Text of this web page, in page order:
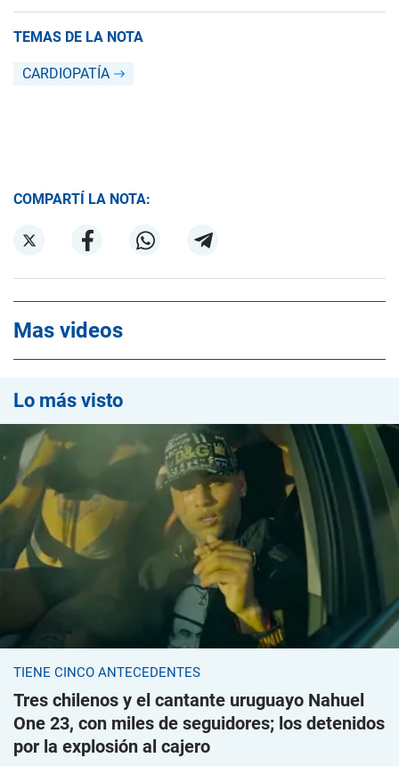
TEMAS DE LA NOTA
CARDIOPATÍA
COMPARTÍ LA NOTA:
Mas videos
Lo más visto
TIENE CINCO ANTECEDENTES
Tres chilenos y el cantante uruguayo Nahuel
One 23, con miles de seguidores; los detenidos
por la explosión al cajero